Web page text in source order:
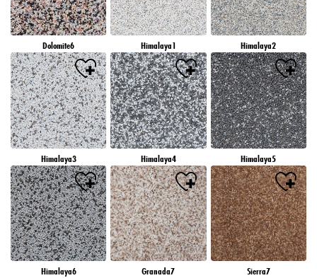
Dolomite6 Himalaya1 Himalaya2
Himalaya3 Himalaya4 Himalaya5
Himalaya6 Granada7 Sierra7